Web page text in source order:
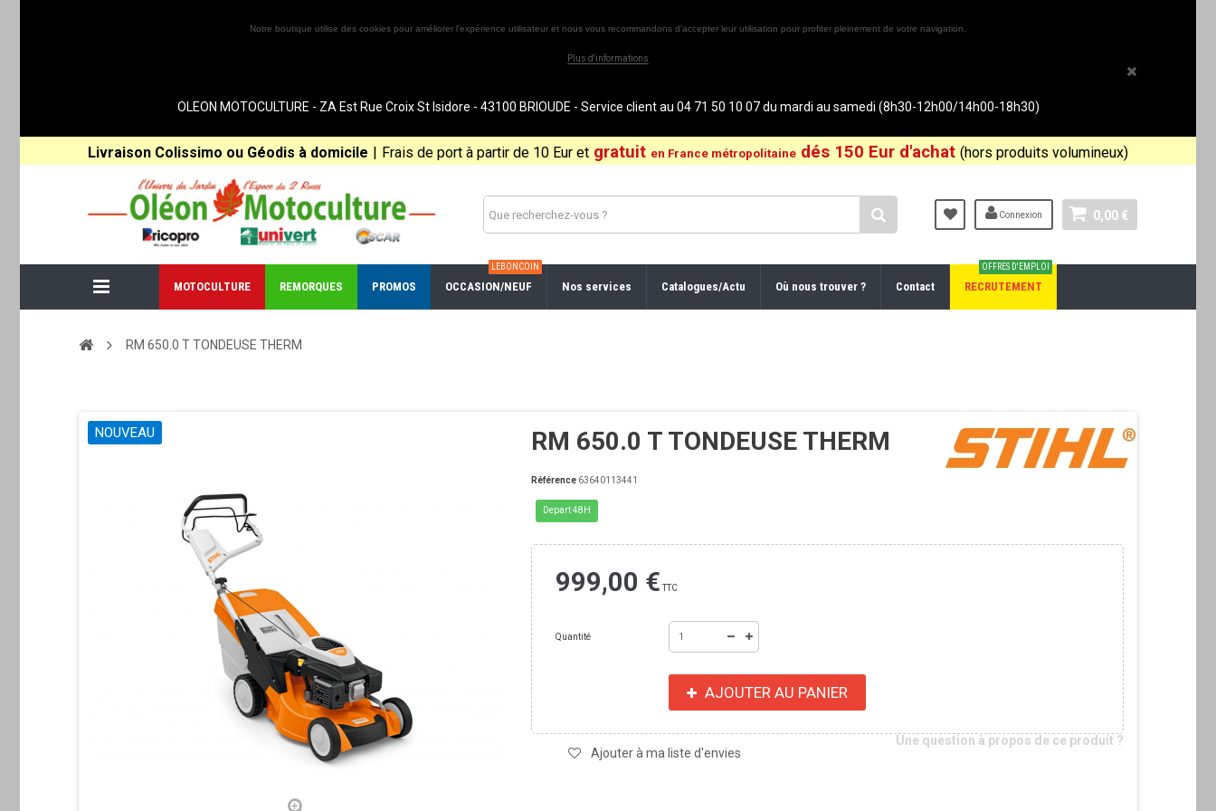
Notre boutique utilise des cookies pour améliorer l'expérience utilisateur et nous vous recommandons d'accepter leur utilisation pour profiter pleinement de votre navigation.
Plus d'informations
OLEON MOTOCULTURE - ZA Est Rue Croix St Isidore - 43100 BRIOUDE - Service client au 04 71 50 10 07 du mardi au samedi (8h30-12h00/14h00-18h30)
Livraison Colissimo ou Géodis à domicile | Frais de port à partir de 10 Eur et gratuit en France métropolitaine dés 150 Eur d'achat (hors produits volumineux)
0,00 €
Connexion
MOTOCULTURE REMORQUES PROMOS OCCASION/NEUF
LEBONCOIN
Nos services Catalogues/Actu Où nous trouver ? Contact RECRUTEMENT
OFFRES D'EMPLOI
RM 650.0 T TONDEUSE THERM
NOUVEAU RM 650.0 T TONDEUSE THERM
Référence 63640113441
Depart 48H
999,00 €TTC
Quantité
AJOUTER AU PANIER
Ajouter à ma liste d'envies
Une question à propos de ce produit ?